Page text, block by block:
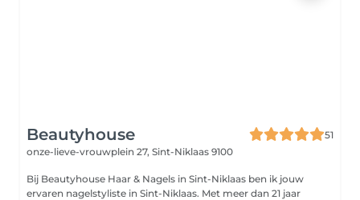
Beautyhouse
51
onze-lieve-vrouwplein 27, Sint-Niklaas 9100
Bij Beautyhouse Haar & Nagels in Sint-Niklaas ben ik jouw
ervaren nagelstyliste in Sint-Niklaas. Met meer dan 21 jaar